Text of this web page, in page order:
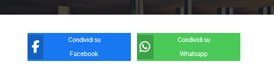
Condividi su
Facebook
Condividi su
Whatsapp